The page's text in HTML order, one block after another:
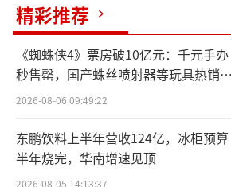
和，达到了惊人的114.2
最“贵”。
同样喜人的还有赛事商业
欧洲杯正赛收入已达19亿欧
首席执行官Martin Kallen信
德国举行的2024年欧洲杯将
精彩推荐
《蜘蛛侠4》票房破10亿元：千元手办
秒售罄，国产蛛丝喷射器等玩具热销海
外
2026-08-06 09:49:22
东鹏饮料上半年营收124亿，冰柜预算
半年烧完，华南增速见顶
2026-08-05 14:13:37